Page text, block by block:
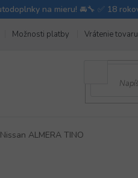
Možnosti platby Vrátenie tovaru
Nissan ALMERA TINO